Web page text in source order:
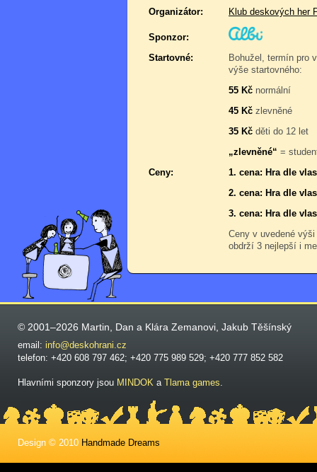
Organizátor: Klub deskových her
Sponzor:
Startovné:
Bohužel, termín pro
výše startovného:
55 Kč normální
45 Kč zlevněné
35 Kč děti do 12 let
„zlevněné“ =
Ceny:
1. cena: Hra dle
2. cena: Hra dle
3. cena: Hra dle
Ceny v uvedené
obdrží 3 nejlepší i
© 2001–2026 Martin, Dan a Klára Zemanovi, Jakub Těšínský
email: info@deskohrani.cz
telefon: +420 608 797 462; +420 775 989 529; +420 777 852 582
Hlavními sponzory jsou MINDOK a Tlama games.
Design © 2010 Handmade Dreams